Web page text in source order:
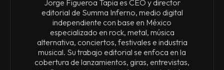
Jorge Figueroa Tapia es CEO y director
editorial de Summa Inferno, medio digital
independiente con base en México
especializado en rock, metal, música
alternativa, conciertos, festivales e industria
musical. Su trabajo editorial se enfoca en la
cobertura de lanzamientos, giras, entrevistas,